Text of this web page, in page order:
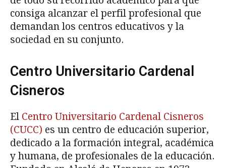
consiga alcanzar el perfil profesional que
demandan los centros educativos y la
sociedad en su conjunto.
Centro Universitario Cardenal
Cisneros
El Centro Universitario Cardenal Cisneros
(CUCC) es un centro de educación superior,
dedicado a la formación integral, académica
y humana, de profesionales de la educación.